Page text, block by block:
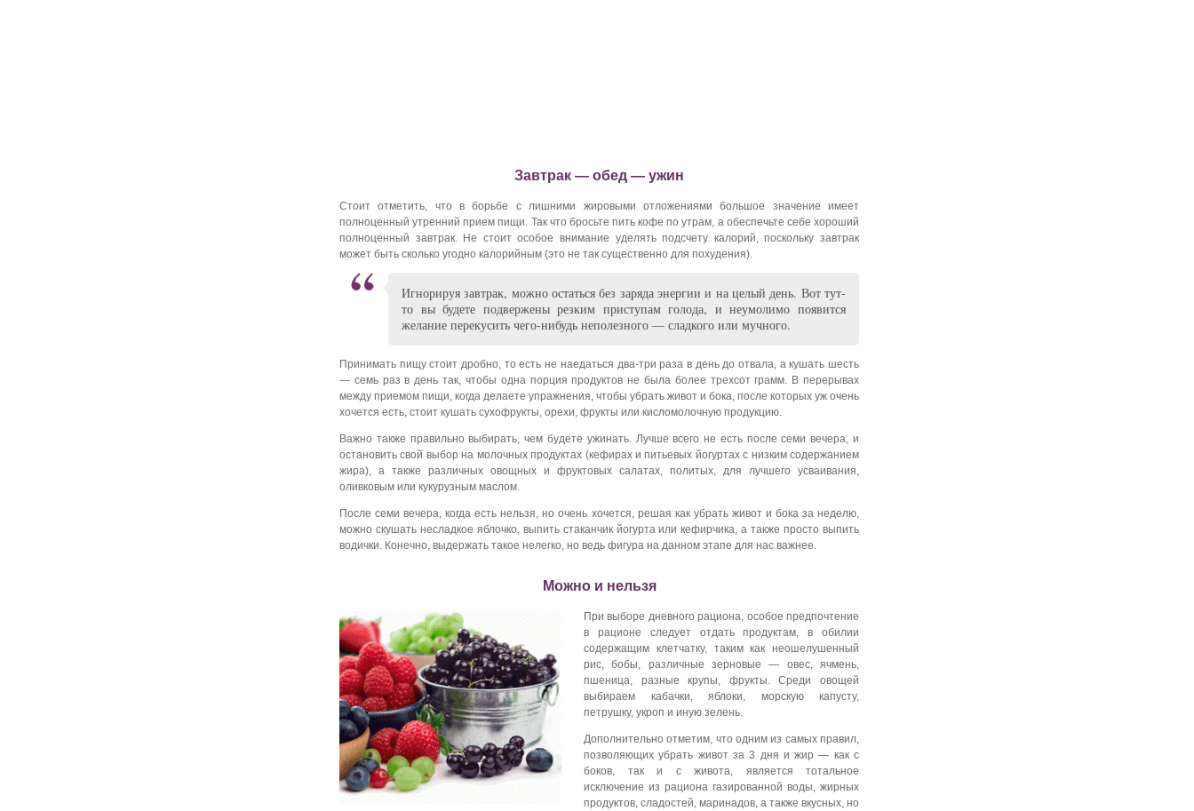
Завтрак — обед — ужин
Стоит отметить, что в борьбе с лишними жировыми отложениями большое значение имеет
полноценный утренний прием пищи. Так что бросьте пить кофе по утрам, а обеспечьте себе хороший
полноценный завтрак. Не стоит особое внимание уделять подсчету калорий, поскольку завтрак
может быть сколько угодно калорийным (это не так существенно для похудения).
Игнорируя завтрак, можно остаться без заряда энергии и на целый день. Вот тут-
то вы будете подвержены резким приступам голода, и неумолимо появится
желание перекусить чего-нибудь неполезного — сладкого или мучного.
Принимать пищу стоит дробно, то есть не наедаться два-три раза в день до отвала, а кушать шесть
— семь раз в день так, чтобы одна порция продуктов не была более трехсот грамм. В перерывах
между приемом пищи, когда делаете упражнения, чтобы убрать живот и бока, после которых уж очень
хочется есть, стоит кушать сухофрукты, орехи, фрукты или кисломолочную продукцию.
Важно также правильно выбирать, чем будете ужинать. Лучше всего не есть после семи вечера, и
остановить свой выбор на молочных продуктах (кефирах и питьевых йогуртах с низким содержанием
жира), а также различных овощных и фруктовых салатах, политых, для лучшего усваивания,
оливковым или кукурузным маслом.
После семи вечера, когда есть нельзя, но очень хочется, решая как убрать живот и бока за неделю,
можно скушать несладкое яблочко, выпить стаканчик йогурта или кефирчика, а также просто выпить
водички. Конечно, выдержать такое нелегко, но ведь фигура на данном этапе для нас важнее.
Можно и нельзя
При выборе дневного рациона, особое предпочтение
в рационе следует отдать продуктам, в обилии
содержащим клетчатку, таким как неошелушенный
рис, бобы, различные зерновые — овес, ячмень,
пшеница, разные крупы, фрукты. Среди овощей
выбираем кабачки, яблоки, морскую капусту,
петрушку, укроп и иную зелень.
Дополнительно отметим, что одним из самых правил,
позволяющих убрать живот за 3 дня и жир — как с
боков, так и с живота, является тотальное
исключение из рациона газированной воды, жирных
продуктов, сладостей, маринадов, а также вкусных, но